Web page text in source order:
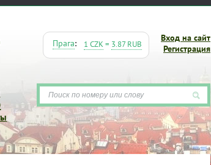
Вход на сайт
Регистрация
Прага: 1 CZK= 3.87 RUB